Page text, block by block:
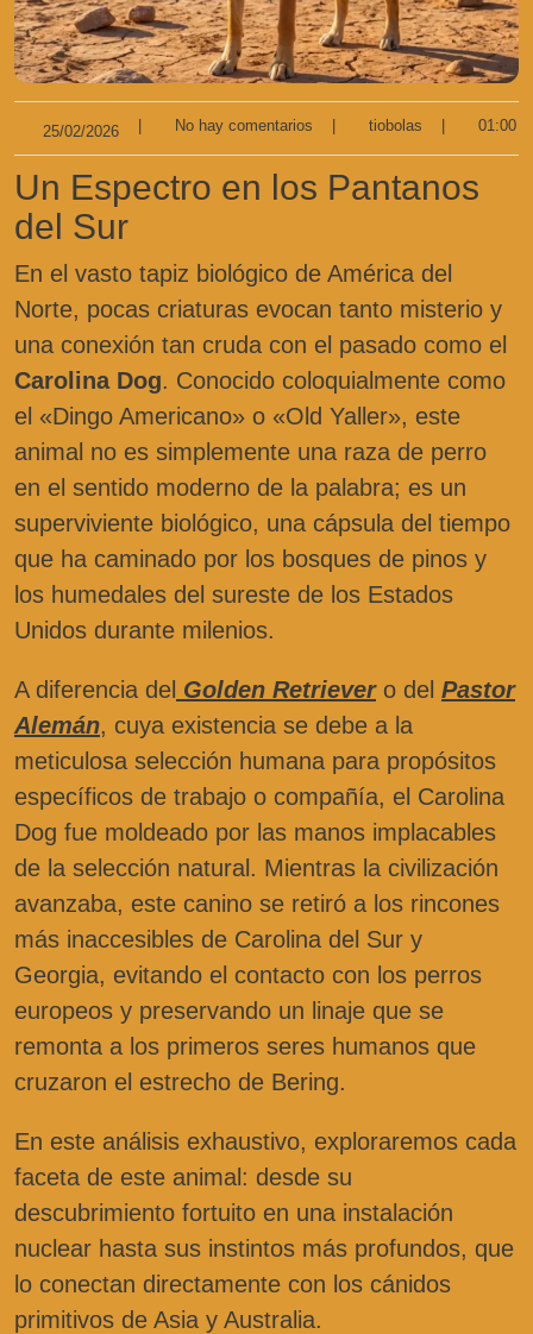
25/02/2026 No hay comentarios tiobolas 01:00
Un Espectro en los Pantanos
del Sur
En el vasto tapiz biológico de América del
Norte, pocas criaturas evocan tanto misterio y
una conexión tan cruda con el pasado como el
Carolina Dog. Conocido coloquialmente como
el «Dingo Americano» o «Old Yaller», este
animal no es simplemente una raza de perro
en el sentido moderno de la palabra; es un
superviviente biológico, una cápsula del tiempo
que ha caminado por los bosques de pinos y
los humedales del sureste de los Estados
Unidos durante milenios.
A diferencia del Golden Retrievero del Pastor
Alemán, cuya existencia se debe a la
meticulosa selección humana para propósitos
específicos de trabajo o compañía, el Carolina
Dog fue moldeado por las manos implacables
de la selección natural. Mientras la civilización
avanzaba, este canino se retiró a los rincones
más inaccesibles de Carolina del Sur y
Georgia, evitando el contacto con los perros
europeos y preservando un linaje que se
remonta a los primeros seres humanos que
cruzaron el estrecho de Bering.
En este análisis exhaustivo, exploraremos cada
faceta de este animal: desde su
descubrimiento fortuito en una instalación
nuclear hasta sus instintos más profundos, que
lo conectan directamente con los cánidos
primitivos de Asia y Australia.